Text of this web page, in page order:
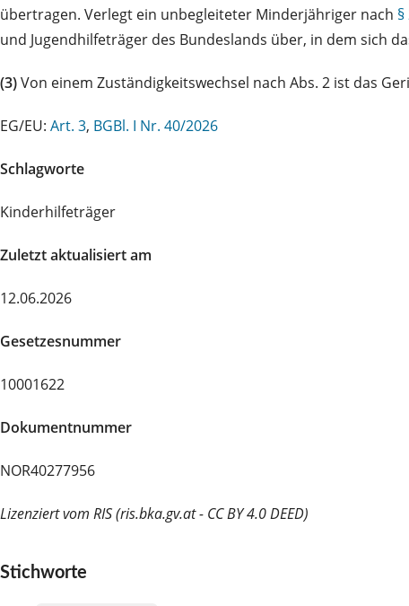
übertragen. Verlegt ein unbegleiteter Minderjähriger nach §
und Jugendhilfeträger des Bundeslands über, in dem sich
(3)Von einem Zuständigkeitswechsel nach Abs. 2 ist das
EG/EU: Art. 3, BGBl. I Nr. 40/2026
Schlagworte
Kinderhilfeträger
Zuletzt aktualisiert am
12.06.2026
Gesetzesnummer
10001622
Dokumentnummer
NOR40277956
Lizenziert vom RIS (ris.bka.gv.at - CC BY 4.0 DEED)
Stichworte